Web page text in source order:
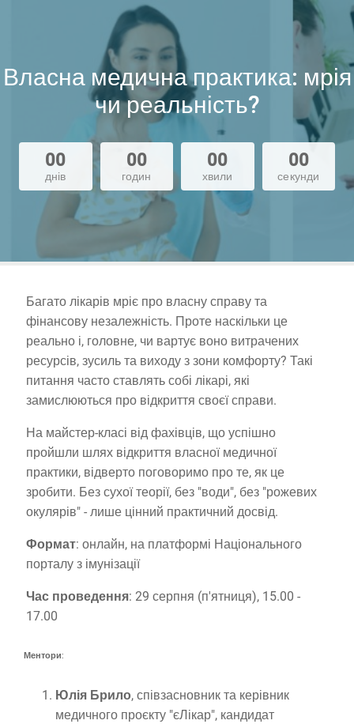
Власна медична практика: мрія
чи реальність?
00
днів
00
годин
00
хвили
00
секунди
Багато лікарів мріє про власну справу та
фінансову незалежність. Проте наскільки це
реально і, головне, чи вартує воно витрачених
ресурсів, зусиль та виходу з зони комфорту? Такі
питання часто ставлять собі лікарі, які
замислюються про відкриття своєї справи.
На майстер-класі від фахівців, що успішно
пройшли шлях відкриття власної медичної
практики, відверто поговоримо про те, як це
зробити. Без сухої теорії, без "води", без "рожевих
окулярів" - лише цінний практичний досвід.
Формат: онлайн, на платформі Національного
порталу з імунізації
Час проведення: 29 серпня (п'ятниця), 15.00 -
17.00
Ментори:
Юлія Брило, співзасновник та керівник
медичного проєкту "єЛікар", кандидат